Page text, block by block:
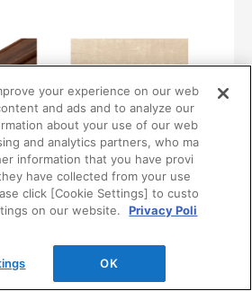
your experience on our web
and ads and to analyze our
about your use of our web
and analytics partners, who ma
information that you have provi
have collected from your use
click [Cookie Settings] to custo
on our website.
Privacy Poli
OK